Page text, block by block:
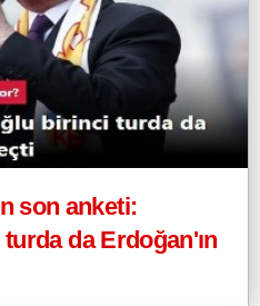
son anketi:
da Erdoğan'ın